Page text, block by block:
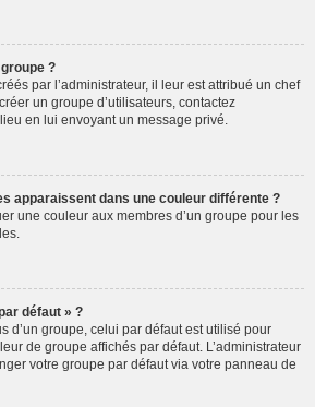
?
par l’administrateur, il leur est attribué un chef
un groupe d’utilisateurs, contactez
en lui envoyant un message privé.
apparaissent dans une couleur différente ?
une couleur aux membres d’un groupe pour les
défaut » ?
d’un groupe, celui par défaut est utilisé pour
de groupe affichés par défaut. L’administrateur
votre groupe par défaut via votre panneau de